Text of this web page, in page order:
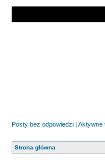
Posty bez odpowiedzi | Aktywne
Strona główna